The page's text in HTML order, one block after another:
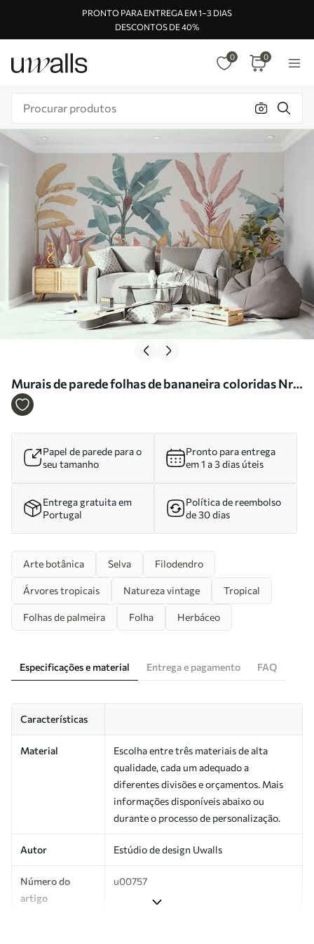
PRONTO PARA ENTREGA EM 1–3 DIAS
DESCONTOS DE 40%
0 0
Murais de parede folhas de bananeira coloridas Nr.
u00757
Papel de parede para o
seu tamanho
Pronto para entrega
em 1 a 3 dias úteis
Entrega gratuita em
Portugal
Política de reembolso
de 30 dias
Arte botânica Selva Filodendro
Árvores tropicais Natureza vintage Tropical
Folhas de palmeira Folha Herbáceo
Especificações e material Entrega e pagamento FAQ
Características
Material
Escolha entre três materiais de alta
qualidade, cada um adequado a
diferentes divisões e orçamentos. Mais
informações disponíveis abaixo ou
durante o processo de personalização.
Autor Estúdio de design Uwalls
Número do
artigo
u00757